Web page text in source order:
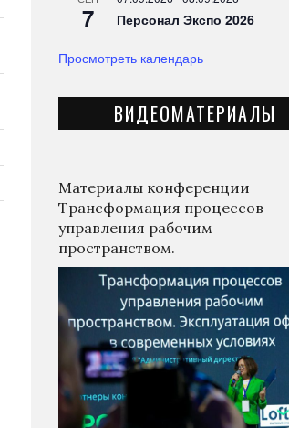
7 Персонал Экспо 2026
Просмотреть календарь
ВИДЕОМАТЕРИАЛЫ
Материалы конференции
Трансформация процессов
управления рабочим
пространством.